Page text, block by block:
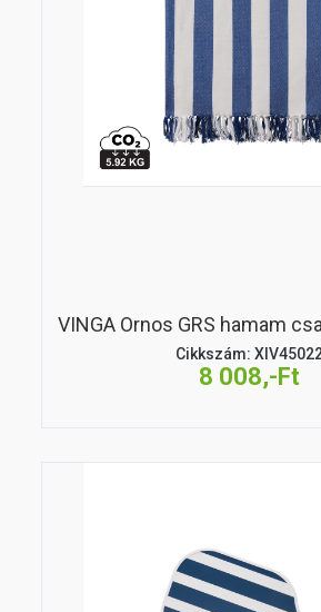
VINGA Ornos GRS hamam
Cikkszám:
8 008,-Ft